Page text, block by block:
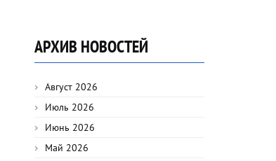
АРХИВ НОВОСТЕЙ
Август 2026
Июль 2026
Июнь 2026
Май 2026